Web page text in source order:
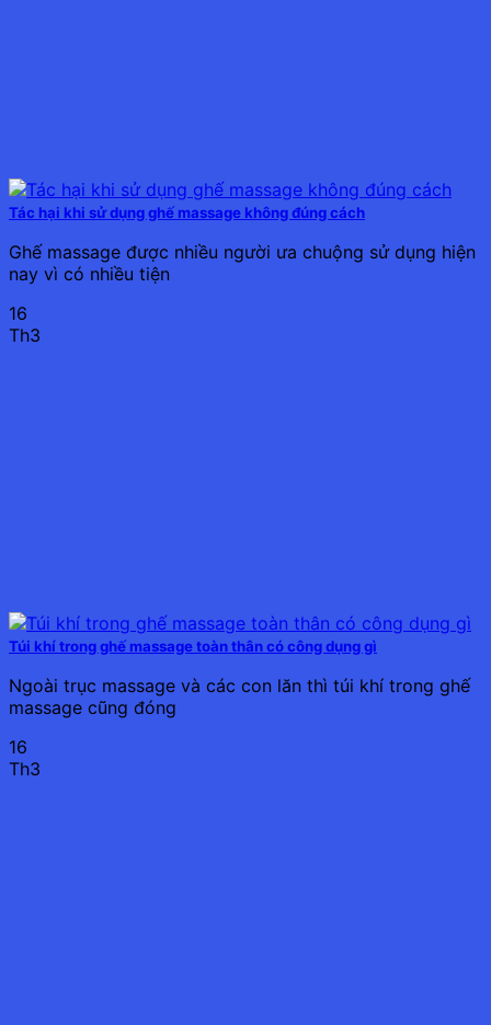
Tác hại khi sử dụng ghế massage không đúng cách
Ghế massage được nhiều người ưa chuộng sử dụng hiện
nay vì có nhiều tiện
16
Th3
Túi khí trong ghế massage toàn thân có công dụng gì
Ngoài trục massage và các con lăn thì túi khí trong ghế
massage cũng đóng
16
Th3